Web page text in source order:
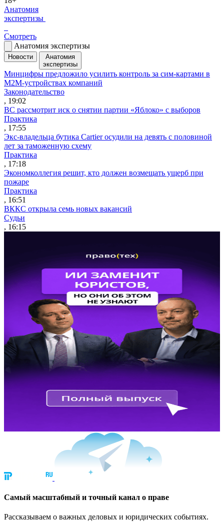
Анатомия
экспертизы
Смотреть
Анатомия экспертизы
Новости
Анатомия
экспертизы
Минцифры предложило усилить контроль за сим-картами в
M2M-устройствах компаний
Законодательство
, 19:02
ВС рассмотрит иск о снятии партии «Яблоко» с выборов
Практика
, 17:55
Экс-владельца бутика Cartier осудили на девять с половиной
лет за таможенную схему
Практика
, 17:18
Экономколлегия решит, кто должен возмещать ущерб при
пожаре
Практика
, 16:51
ВККС открыла семь новых вакансий
Судьи
, 16:15
Cамый масштабный и точный канал о праве
Рассказываем о важных деловых и юридических событиях.